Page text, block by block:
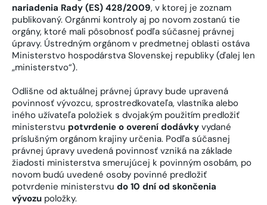
nariadenia Rady (ES) 428/2009, v ktorej je zoznam
publikovaný. Orgánmi kontroly aj po novom zostanú tie
orgány, ktoré mali pôsobnosť podľa súčasnej právnej
úpravy. Ústredným orgánom v predmetnej oblasti ostáva
Ministerstvo hospodárstva Slovenskej republiky (ďalej len
„ministerstvo“).
Odlišne od aktuálnej právnej úpravy bude upravená
povinnosť vývozcu, sprostredkovateľa, vlastníka alebo
iného užívateľa položiek s dvojakým použitím predložiť
ministerstvu potvrdenie o overení dodávky vydané
príslušným orgánom krajiny určenia. Podľa súčasnej
právnej úpravy uvedená povinnosť vzniká na základe
žiadosti ministerstva smerujúcej k povinným osobám, po
novom budú uvedené osoby povinné predložiť
potvrdenie ministerstvu do 10 dní od skončenia
vývozu položky.